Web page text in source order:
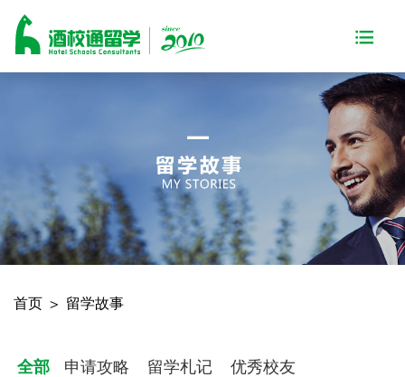
首页 > 留学故事
全部 申请攻略 留学札记 优秀校友